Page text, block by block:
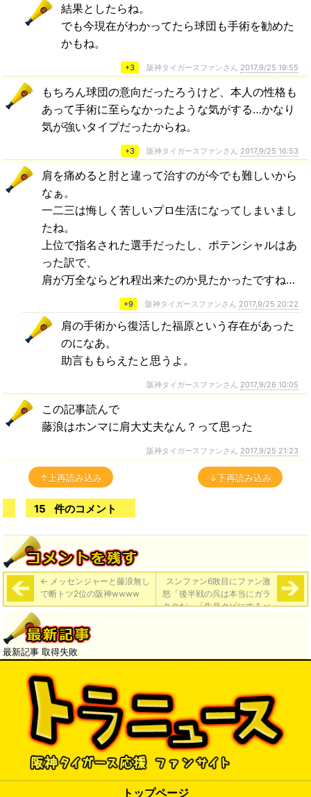
結果としたらね。
でも今現在がわかってたら球団も手術を勧めた
かもね。
+3 阪神タイガースファンさん 2017,9/25 19:55
もちろん球団の意向だったろうけど、本人の性格も
あって手術に至らなかったような気がする…かなり
気が強いタイプだったからね。
+3 阪神タイガースファンさん 2017,9/25 16:53
肩を痛めると肘と違って治すのが今でも難しいから
なぁ。
一二三は悔しく苦しいプロ生活になってしまいまし
たね。
上位で指名された選手だったし、ポテンシャルはあ
った訳で、
肩が万全ならどれ程出来たのか見たかったですね…
+9 阪神タイガースファンさん 2017,9/25 20:22
肩の手術から復活した福原という存在があった
のになあ。
助言ももらえたと思うよ。
阪神タイガースファンさん 2017,9/26 10:05
この記事読んで
藤浪はホンマに肩大丈夫なん？って思った
阪神タイガースファンさん 2017,9/25 21:23
↑上再読み込み ↓下再読み込み
15 件のコメント
← メッセンジャーと藤浪無し
で断トツ2位の阪神wwww
スンファン6敗目にファン激
怒「後半戦の呉は本当にガラ
クタだ」「先月クビにするべ
最新記事 取得失敗
トップページ